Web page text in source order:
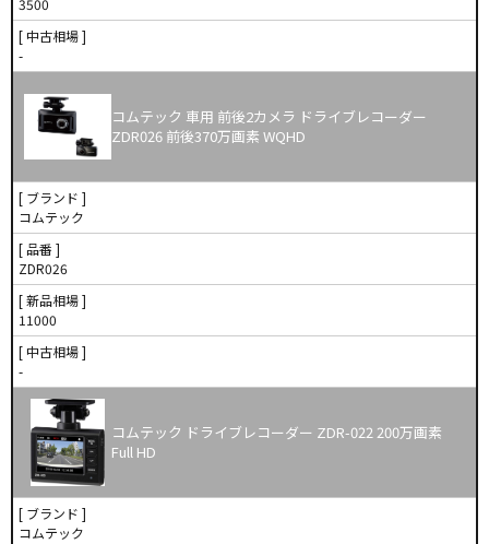
3500
[ 中古相場 ]
-
コムテック 車用 前後2カメラ ドライブレコーダー
ZDR026 前後370万画素 WQHD
[ ブランド ]
コムテック
[ 品番 ]
ZDR026
[ 新品相場 ]
11000
[ 中古相場 ]
-
コムテック ドライブレコーダー ZDR-022 200万画素
Full HD
[ ブランド ]
コムテック